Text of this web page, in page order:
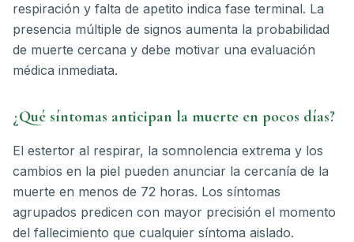
respiración y falta de apetito indica fase terminal. La
presencia múltiple de signos aumenta la probabilidad
de muerte cercana y debe motivar una evaluación
médica inmediata.
¿Qué síntomas anticipan la muerte en pocos días?
El estertor al respirar, la somnolencia extrema y los
cambios en la piel pueden anunciar la cercanía de la
muerte en menos de 72 horas. Los síntomas
agrupados predicen con mayor precisión el momento
del fallecimiento que cualquier síntoma aislado.